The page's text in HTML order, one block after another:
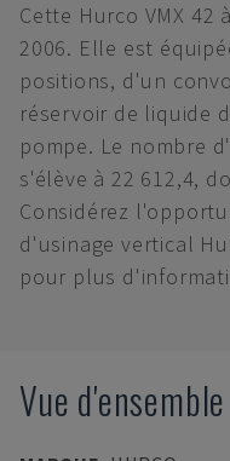
Cette Hurco VMX 42
2006. Elle est
positions, d'un
réservoir de liquide
pompe. Le nombre
s'élève à 22 612,4,
Considérez
d'usinage vertical
pour plus
Vue d'ensemble